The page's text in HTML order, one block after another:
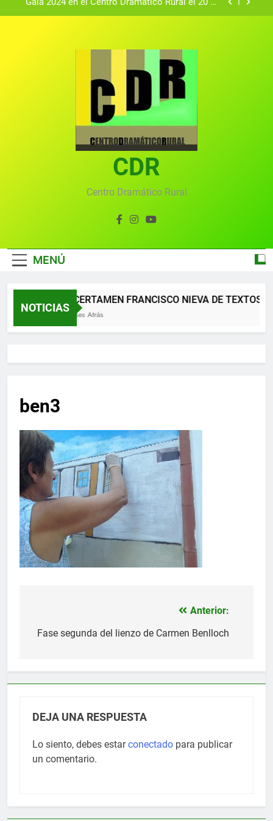
Gala 2024 en el Centro Dramático Rural el 20 de
convocado por el Centro Dramático Rural de Mira
(Cuenca)
Gala anual virtual del Centro Dramático Rural de
Gala del Centro Dramático Rural 2025
Gala 2024 en el Centro Dramático Rural el 20 de
Textos seleccionados en el VI Certamen
Francisco Nieva de piezas breves teatrales
convocado por el Centro Dramático Rural de Mira
Gala anual virtual del Centro Dramático Rural de
CDR
Centro Dramático Rural
MENÚ
NOTICIAS
XII CERTAMEN FRANCISCO NIEVA DE TEXTOS
2 Meses Atrás
ben3
de
Anterior:
Fase segunda del lienzo de Carmen Benlloch
DEJA UNA RESPUESTA
Lo siento, debes estarconectado para publicar
un comentario.